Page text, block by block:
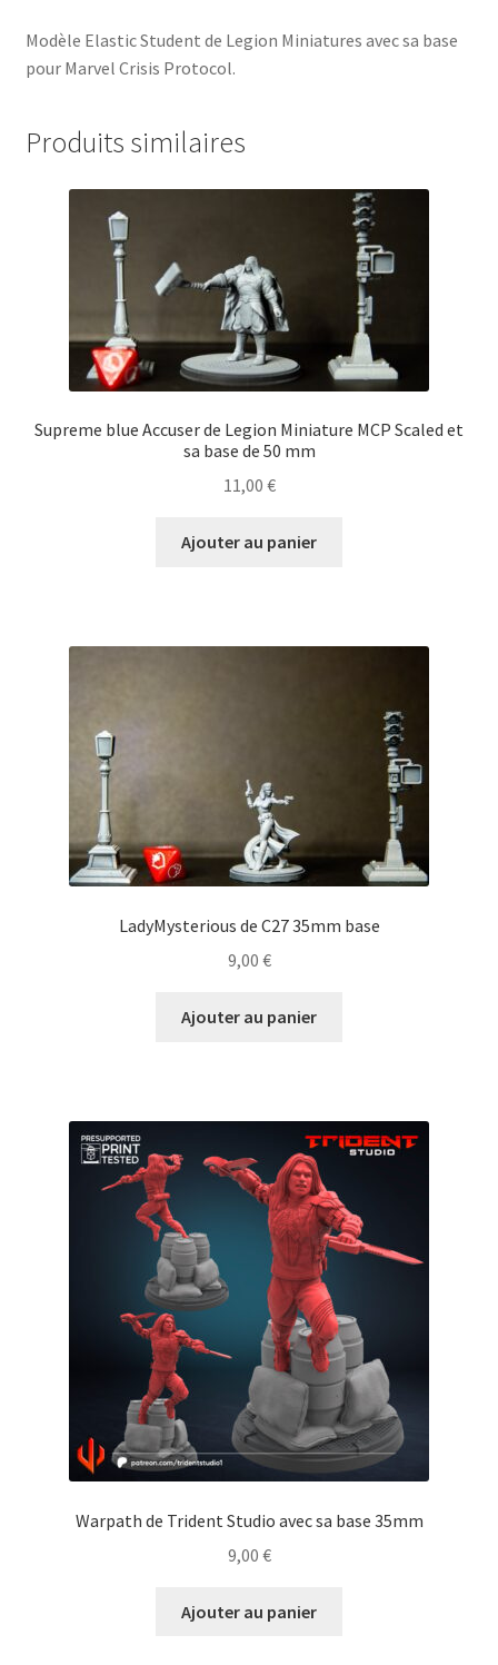
Modèle Elastic Student de Legion Miniatures avec sa base
pour Marvel Crisis Protocol.
Produits similaires
Supreme blue Accuser de Legion Miniature MCP Scaled et
sa base de 50 mm
11,00 €
Ajouter au panier
LadyMysterious de C27 35mm base
9,00 €
Ajouter au panier
Warpath de Trident Studio avec sa base 35mm
9,00 €
Ajouter au panier